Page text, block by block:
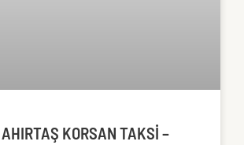
KORSAN TAKSI –